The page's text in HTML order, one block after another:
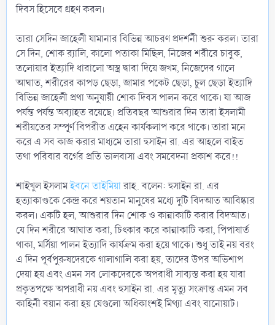
দিবস হিসেবে গ্রহণ করল।
তারা সেদিন জাহেলী যামানার বিভিন্ন আচরণ প্রদর্শনী শুরু করল। তারা
সে দিন, শোক র‍্যালি, কালো পতাকা মিছিল, নিজের শরীরে চাবুক,
তলোয়ার ইত্যাদি ধারালো অস্ত্র দ্বারা দিয়ে জখম, নিজেদের গালে
আঘাত, শরীরের কাপড় ছেড়া, জামার পকেট ছেড়া, চুল ছেড়া ইত্যাদি
বিভিন্ন জাহেলী প্রথা অনুযায়ী শোক দিবস পালন করে থাকে। যা আজ
পর্যন্ত পর্যন্ত অব্যাহত রয়েছে। প্রতিবছর আশুরার দিন তারা ইসলামী
শরীয়তের সম্পূর্ণ বিপরীত এহেন কার্যকলাপ করে থাকে। তারা মনে
করে এ সব কাজ করার মাধ্যমে তারা হুসাইন রা. এর আহলে বাইত
তথা পরিবার বর্গের প্রতি ভালবাসা এবং সমবেদনা প্রকাশ করে!!
শাইখুল ইসলামইবনে তাইমিয়ারাহ. বলেন: হুসাইন রা. এর
হত্যাকাণ্ডকে কেন্দ্র করে শয়তান মানুষের মধ্যে দুটি বিদআত আবিষ্কার
করল। একটি হল, আশুরার দিন শোক ও কান্নাকাটি করার বিদআত।
যে দিন শরীরে আঘাত করা, চিৎকার করে কান্নাকাটি করা, পিপাষার্ত
থাকা, মর্সিয়া পালন ইত্যাদি কার্যক্রম করা হয়ে থাকে। শুধু তাই নয় বরং
এ দিন পূর্বপুরুষদেরকে গালাগালি করা হয়, তাদের উপর অভিশাপ
দেয়া হয় এবং এমন সব লোকদেরকে অপরাধী সাব্যস্ত করা হয় যারা
প্রকৃতপক্ষে অপরাধী নয় এবং হুসাইন রা. এর মৃত্যু সংক্রান্ত এমন সব
কাহিনী বয়ান করা হয় যেগুলো অধিকাংশই মিথ্যা এবং বানোয়াট।